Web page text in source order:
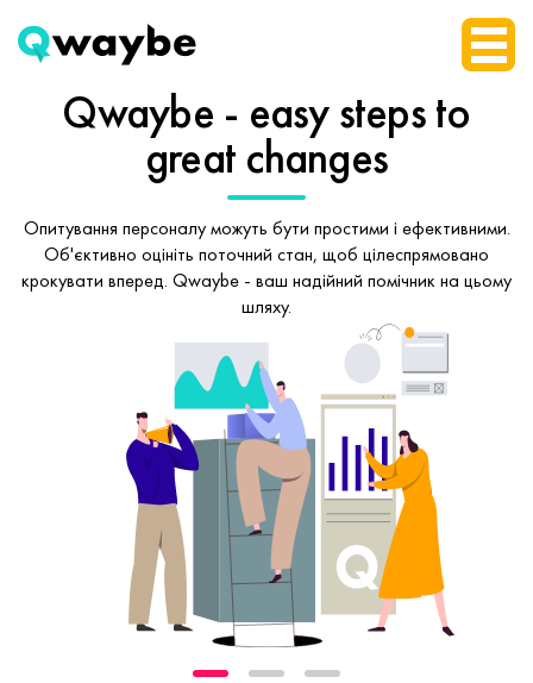
Qwaybe - easy stepsto
great changes
Опитування персоналу можуть бути простими і ефективними.
Об'єктивно оцініть поточний стан, щоб цілеспрямовано
крокувати вперед. Qwaybe - ваш надійний помічник на цьому
шляху.